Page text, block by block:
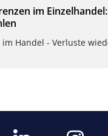
im
Handel - Verluste